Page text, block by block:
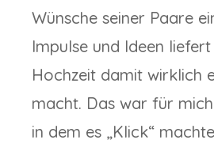
Wünsche seiner Paare
Impulse und Ideen
Hochzeit damit wirklich
macht. Das war für
in dem es „Klick“